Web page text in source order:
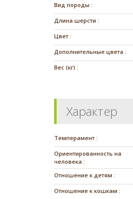
Вид породы :
Длина шерсти :
Цвет :
Дополнительные цвета :
Вес (кг) :
Характер
Темперамент :
Ориентированность на
человека :
Отношение к детям :
Отношение к кошкам :